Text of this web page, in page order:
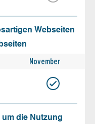
Webseiten
November
die Nutzung